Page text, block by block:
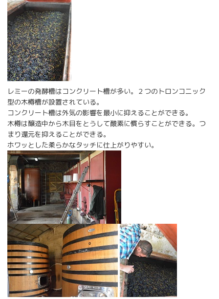
レミーの発酵槽はコンクリート槽が多い。２つのトロンコニック
型の木樽槽が設置されている。
コンクリート槽は外気の影響を最小に抑えることができる。
木樽は醸造中から木目をとうして酸素に慣らすことができる。つ
まり還元を抑えることができる。
ホワッとした柔らかなタッチに仕上がりやすい。